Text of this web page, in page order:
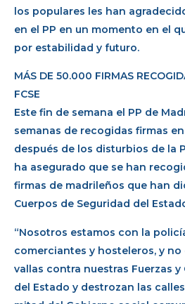
los populares les han
en el PP en un momento en el
por estabilidad y futuro.
MÁS DE 50.000 FIRMAS
FCSE
Este fin de semana el PP de
semanas de recogidas firmas en
después de los disturbios de la
ha asegurado que se han
firmas de madrileños que han
Cuerpos de Seguridad del
“Nosotros estamos con la
comerciantes y hosteleros, y
vallas contra nuestras Fuerzas
del Estado y destrozan las